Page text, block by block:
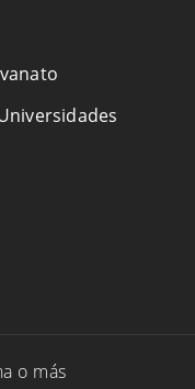
o más